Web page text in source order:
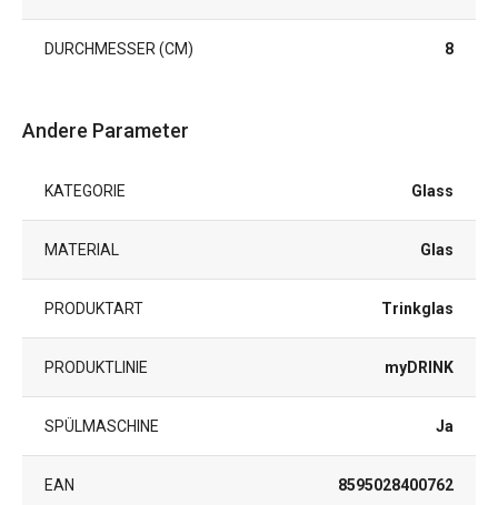
DURCHMESSER (CM) 8
Andere Parameter
KATEGORIE Glass
MATERIAL Glas
PRODUKTART Trinkglas
PRODUKTLINIE myDRINK
SPÜLMASCHINE Ja
EAN 8595028400762